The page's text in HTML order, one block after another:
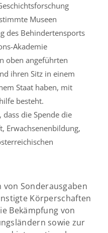
Museen
des Behindertensports
Akademie
oben angeführten
ihren Sitz in einem
Staat haben, mit
besteht.
die Spende die
Erwachsenenbildung,
Sonderausgaben
Körperschaften
Bekämpfung von
sowie zur